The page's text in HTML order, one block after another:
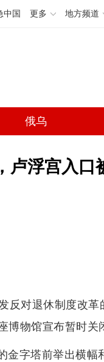
中国 更多 地方频道
俄乌
卢浮宫入口
反对退休制度改
物馆宣布暂时关
金字塔前举出横